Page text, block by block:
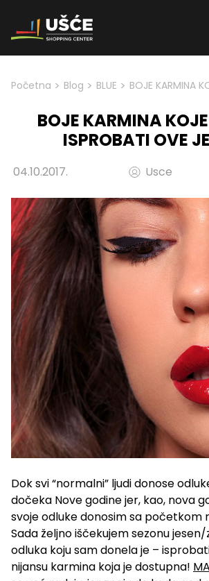
Skip to content
Početna > Blog > BLUE >
BOJE KARMINA
ISPROBATI OVE
04.10.2017. Usce
Dok svi “normalni” ljudi donose
dočeka Nove godine jer, kao, nova
svoje odluke donosim sa početkom
Sada željno iščekujem sezonu
odluka koju sam donela je –
nijansu karmina koja je dostupna!